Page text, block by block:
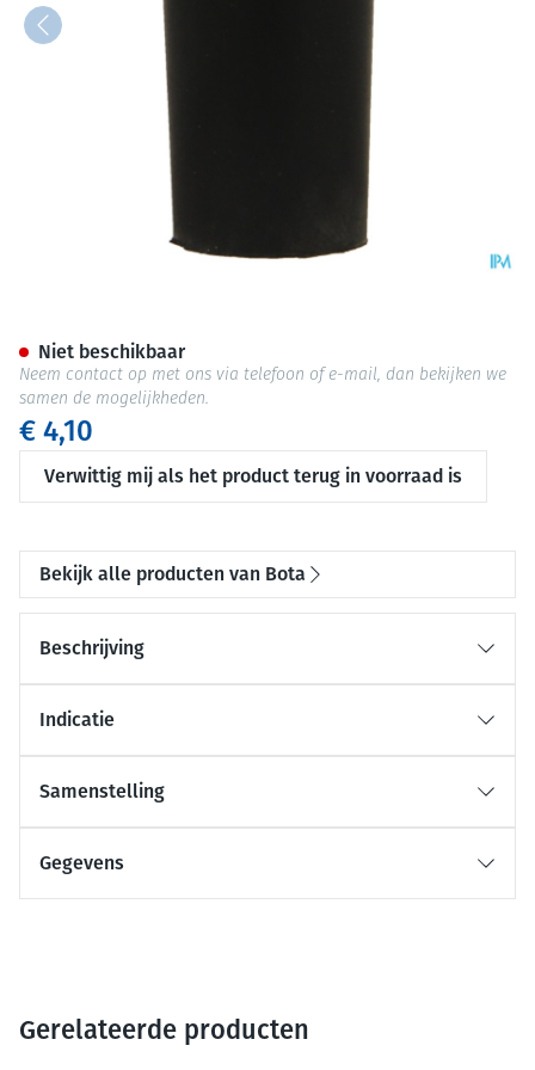
€ 4,10
Verwittig mij als het product terug in voorraad is
Niet beschikbaar
Neem contact op met ons via telefoon of e-mail, dan bekijken we
samen de mogelijkheden.
Bekijk alle producten van Bota
Beschrijving
Indicatie
Samenstelling
Gegevens
Gerelateerde producten